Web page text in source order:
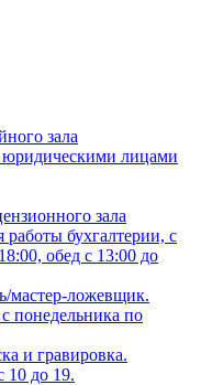
зала
юридическими лицами
зала
работы бухгалтерии, с
обед с 13:00 до
мастер-ложевщик.
понедельника по
и гравировка.
10 до 19.